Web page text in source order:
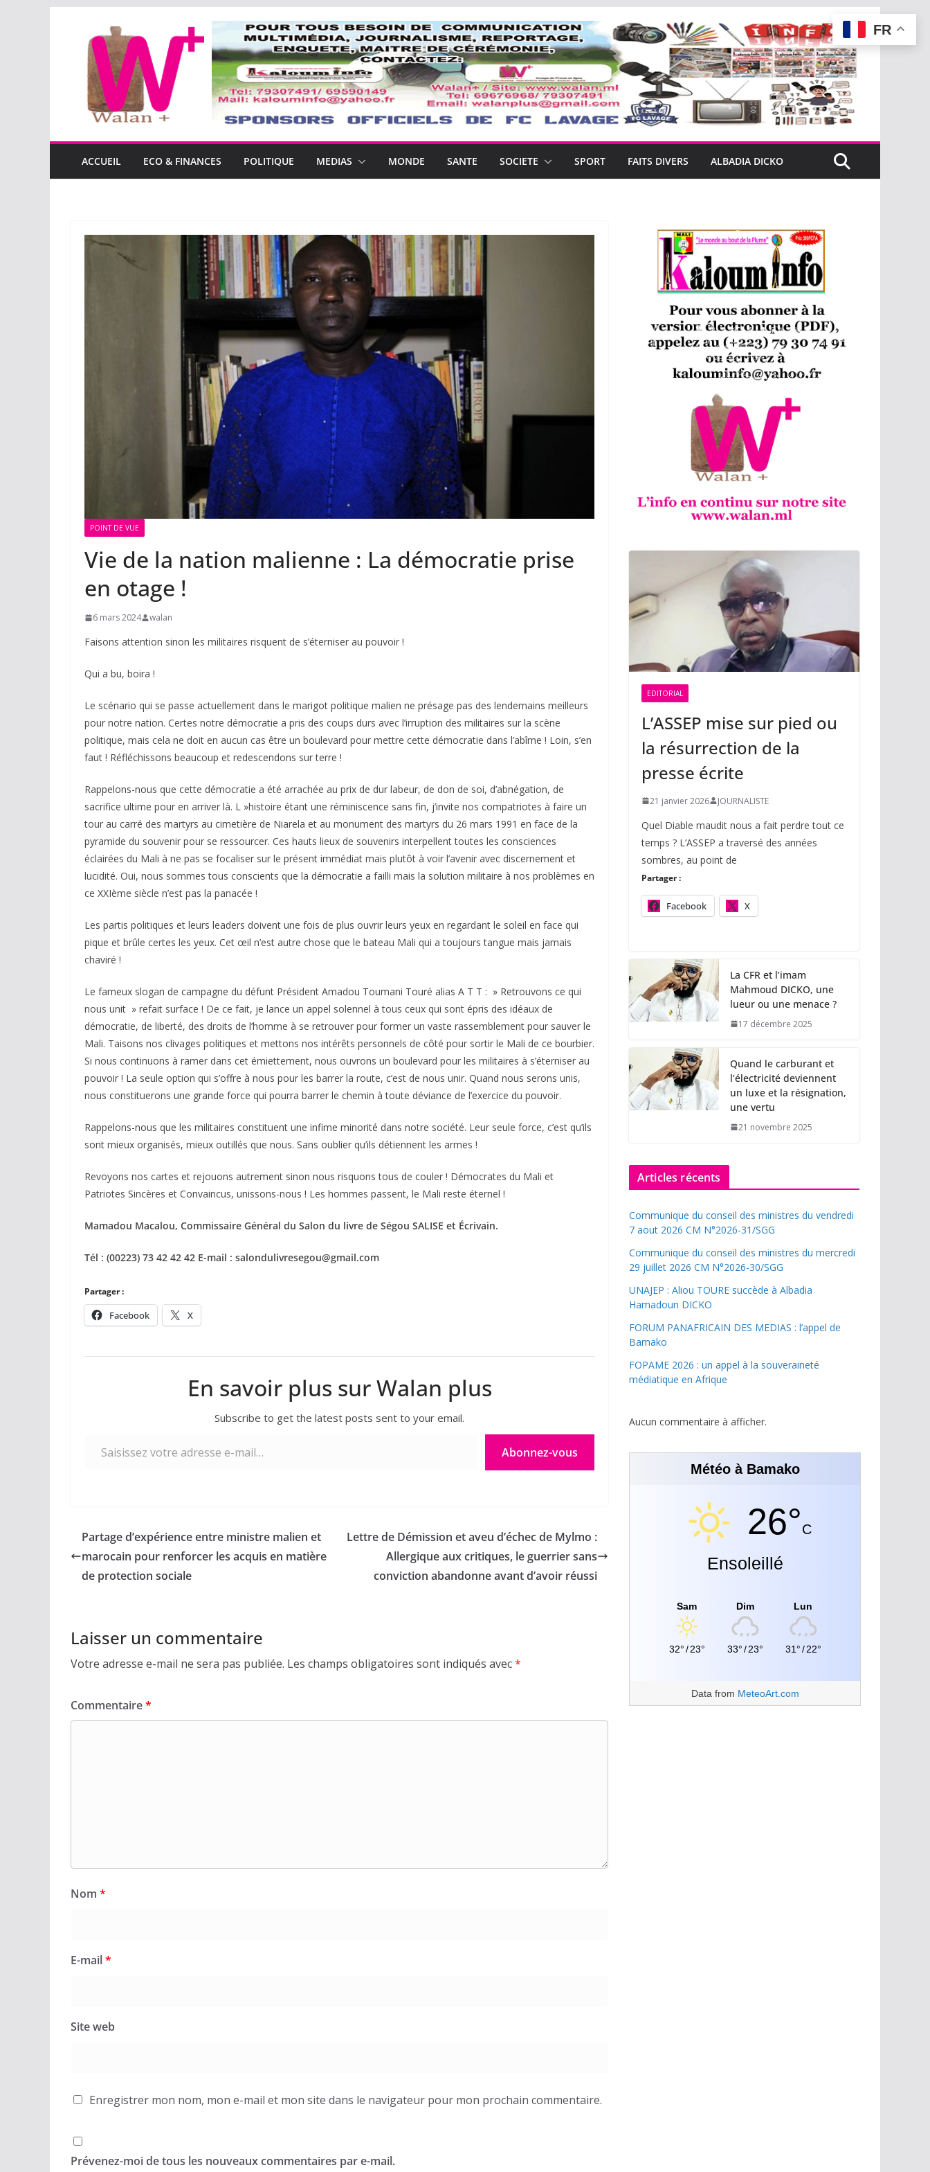
contenu
ACCUEIL ECO & FINANCES POLITIQUE MEDIAS MONDE SANTE SOCIETE SPORT FAITS DIVERS ALBADIA DICKO
POINT DE VUE
Vie de la nation malienne : La démocratie prise
en otage !
6 mars 2024 walan
Faisons attention sinon les militaires risquent de s’éterniser au pouvoir !
Qui a bu, boira !
Le scénario qui se passe actuellement dans le marigot politique malien ne présage pas des lendemains meilleurs
pour notre nation. Certes notre démocratie a pris des coups durs avec l’irruption des militaires sur la scène
politique, mais cela ne doit en aucun cas être un boulevard pour mettre cette démocratie dans l’abîme ! Loin, s’en
faut ! Réfléchissons beaucoup et redescendons sur terre !
Rappelons-nous que cette démocratie a été arrachée au prix de dur labeur, de don de soi, d’abnégation, de
sacrifice ultime pour en arriver là. L »histoire étant une réminiscence sans fin, j’invite nos compatriotes à faire un
tour au carré des martyrs au cimetière de Niarela et au monument des martyrs du 26 mars 1991 en face de la
pyramide du souvenir pour se ressourcer. Ces hauts lieux de souvenirs interpellent toutes les consciences
éclairées du Mali à ne pas se focaliser sur le présent immédiat mais plutôt à voir l’avenir avec discernement et
lucidité. Oui, nous sommes tous conscients que la démocratie a failli mais la solution militaire à nos problèmes en
ce XXIème siècle n’est pas la panacée !
Les partis politiques et leurs leaders doivent une fois de plus ouvrir leurs yeux en regardant le soleil en face qui
pique et brûle certes les yeux. Cet œil n’est autre chose que le bateau Mali qui a toujours tangue mais jamais
chaviré !
Le fameux slogan de campagne du défunt Président Amadou Toumani Touré alias A T T : » Retrouvons ce qui
nous unit » refait surface ! De ce fait, je lance un appel solennel à tous ceux qui sont épris des idéaux de
démocratie, de liberté, des droits de l’homme à se retrouver pour former un vaste rassemblement pour sauver le
Mali. Taisons nos clivages politiques et mettons nos intérêts personnels de côté pour sortir le Mali de ce bourbier.
Si nous continuons à ramer dans cet émiettement, nous ouvrons un boulevard pour les militaires à s’éterniser au
pouvoir ! La seule option qui s’offre à nous pour les barrer la route, c’est de nous unir. Quand nous serons unis,
nous constituerons une grande force qui pourra barrer le chemin à toute déviance de l’exercice du pouvoir.
Rappelons-nous que les militaires constituent une infime minorité dans notre société. Leur seule force, c’est qu’ils
sont mieux organisés, mieux outillés que nous. Sans oublier qu’ils détiennent les armes !
Revoyons nos cartes et rejouons autrement sinon nous risquons tous de couler ! Démocrates du Mali et
Patriotes Sincères et Convaincus, unissons-nous ! Les hommes passent, le Mali reste éternel !
Mamadou Macalou, Commissaire Général du Salon du livre de Ségou SALISE et Écrivain.
Tél : (00223) 73 42 42 42 E-mail : salondulivresegou@gmail.com
Partager :
Facebook X
En savoir plus sur Walan plus
Subscribe to get the latest posts sent to your email.
Abonnez-vous
Partage d’expérience entre ministre malien et
marocain pour renforcer les acquis en matière
de protection sociale
Lettre de Démission et aveu d’échec de Mylmo :
Allergique aux critiques, le guerrier sans
conviction abandonne avant d’avoir réussi
Laisser un commentaire
Votre adresse e-mail ne sera pas publiée. Les champs obligatoires sont indiqués avec*
Commentaire*
Nom *
E-mail*
Site web
Enregistrer mon nom, mon e-mail et mon site dans le navigateur pour mon prochain commentaire.
Prévenez-moi de tous les nouveaux commentaires par e-mail.
EDITORIAL
L’ASSEP mise sur pied ou
la résurrection de la
presse écrite
21 janvier 2026 JOURNALISTE
Quel Diable maudit nous a fait perdre tout ce
temps ? L’ASSEP a traversé des années
sombres, au point de
Partager :
Facebook X
La CFR et l’imam
Mahmoud DICKO, une
lueur ou une menace ?
17 décembre 2025
Quand le carburant et
l’électricité deviennent
un luxe et la résignation,
une vertu
21 novembre 2025
Articles récents
Communique du conseil des ministres du vendredi
7 aout 2026 CM N°2026-31/SGG
Communique du conseil des ministres du mercredi
29 juillet 2026 CM N°2026-30/SGG
UNAJEP : Aliou TOURE succède à Albadia
Hamadoun DICKO
FORUM PANAFRICAIN DES MEDIAS : l’appel de
Bamako
FOPAME 2026 : un appel à la souveraineté
médiatique en Afrique
Aucun commentaire à afficher.
Météo à Bamako
26°C
Ensoleillé
Sam
32°/ 23°
Dim
33°/ 23°
Lun
31°/ 22°
Data from MeteoArt.com
FR